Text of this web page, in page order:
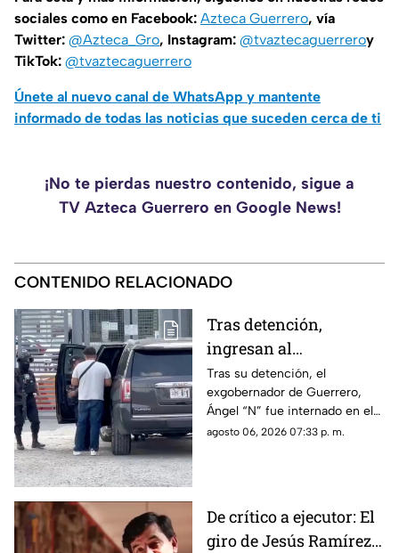
sociales como en Facebook: Azteca Guerrero, vía
Twitter: @Azteca_Gro, Instagram: @tvaztecaguerreroy
TikTok: @tvaztecaguerrero
Únete al nuevo canal de WhatsApp y mantente
informado de todas las noticias que suceden cerca de ti
¡No te pierdas nuestro contenido, sigue a
TV Azteca Guerrero en Google News!
CONTENIDO RELACIONADO
Tras detención,
ingresan al
exgobernador Ángel
"N" al penal del
Altiplano
Tras su detención, el
exgobernador de Guerrero,
Ángel “N” fue internado en el
penal del Altiplano; esto es lo
agosto 06, 2026 07:33 p. m.
De crítico a ejecutor: El
giro de Jesús Ramírez